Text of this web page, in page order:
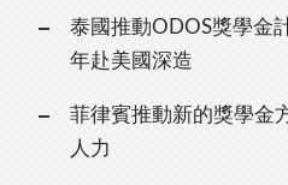
泰國推動ODOS獎學金
年赴美國深造
菲律賓推動新的獎學金
人力